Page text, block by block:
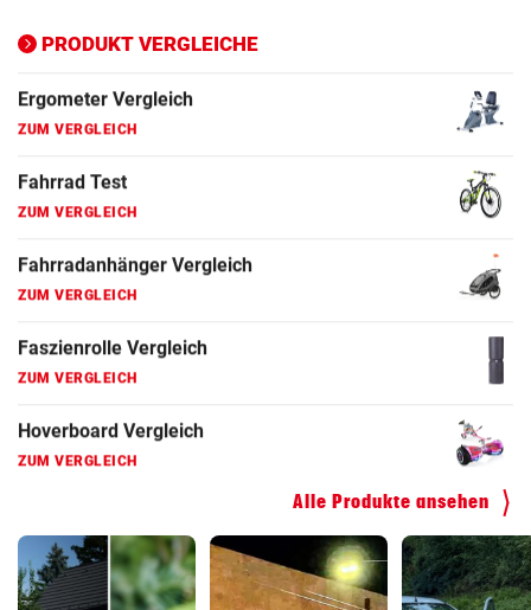
PRODUKT VERGLEICHE
ZUM VERGLEICH
Fahrrad Test
Fahrradanhänger Vergleich
Faszienrolle Vergleich
Hoverboard Vergleich
Kinderfahrrad Vergleich
Alle Produkte ansehen